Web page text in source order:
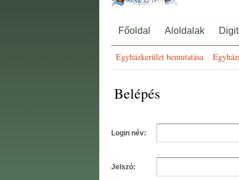
Főoldal Aloldalak
Egyházkerület bemutatása
Belépés
Login név:
Jelszó: